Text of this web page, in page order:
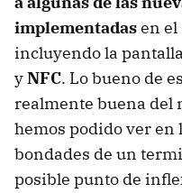
implementadasen
incluyendo la
yNFC. Lo bueno de
realmente buena del
hemos podido ver en
bondades de un
posible punto de